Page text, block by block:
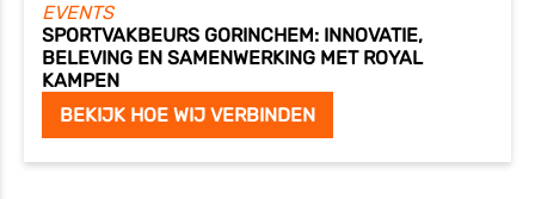
EVENTS
SPORTVAKBEURS GORINCHEM: INNOVATIE,
BELEVING EN SAMENWERKING MET ROYAL
KAMPEN
BEKIJK HOE WIJ VERBINDEN